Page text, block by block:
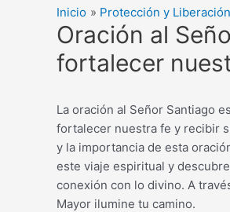
Inicio Protección y Liberación
Oración al
fortalecer
La oración al Señor Santiago
fortalecer nuestra fe y recibir
y la importancia de esta
este viaje espiritual y
conexión con lo divino. A
Mayor ilumine tu camino.